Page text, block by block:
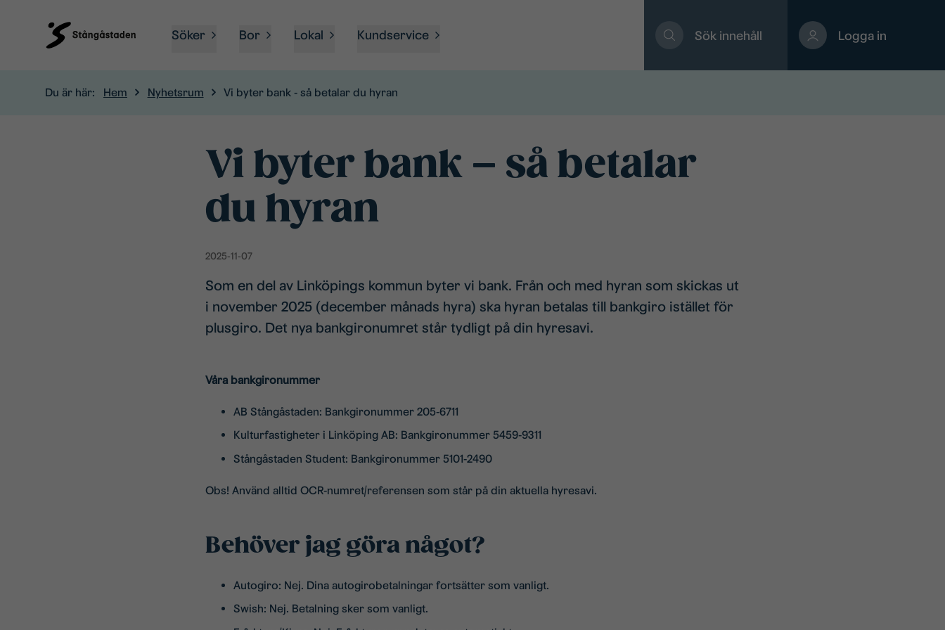
Söker Bor Lokal Kundservice Sök innehåll Logga in
Du är här: Hem Nyhetsrum Vi byter bank - så betalar du hyran
Vi byter bank – så betalar
du hyran
2025-11-07
Som en del av Linköpings kommun byter vi bank. Från och med hyran som skickas ut
i november 2025 (december månads hyra) ska hyran betalas till bankgiro istället för
plusgiro. Det nya bankgironumret står tydligt på din hyresavi.
Våra bankgironummer
AB Stångåstaden: Bankgironummer 205-6711
Kulturfastigheter i Linköping AB: Bankgironummer 5459-9311
Stångåstaden Student: Bankgironummer 5101-2490
Obs! Använd alltid OCR-numret/referensen som står på din aktuella hyresavi.
Behöver jag göra något?
Autogiro: Nej. Dina autogirobetalningar fortsätter som vanligt.
Swish: Nej. Betalning sker som vanligt.